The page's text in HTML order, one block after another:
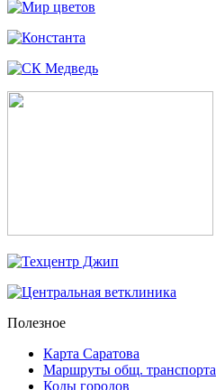
Полезное
Карта Саратова
Маршруты общ. транспорта
Коды городов